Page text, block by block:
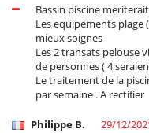
Para su comodidad y
Aire acondicionado
Comedor
Parking privado
Salón
Salón TV
Secador
Terrazas
Bassin piscine
Les equipements plage
mieux soignes
Les 2 transats pelouse
de personnes ( 4
Le traitement de la
par semaine . A rectifier
Philippe B. 29/12/